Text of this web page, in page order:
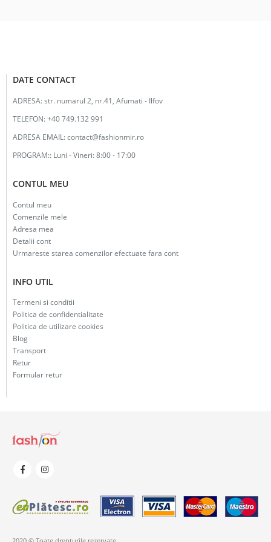
DATE CONTACT
ADRESA:str. numarul 2, nr.41, Afumati - Ilfov
TELEFON:+40 749.132 991
ADRESA EMAIL:contact@fashionmir.ro
PROGRAM:: Luni - Vineri: 8:00 - 17:00
CONTUL MEU
Contul meu
Comenzile mele
Adresa mea
Detalii cont
Urmareste starea comenzilor efectuate fara cont
INFO UTIL
Termeni si conditii
Politica de confidentialitate
Politica de utilizare cookies
Blog
Transport
Retur
Formular retur